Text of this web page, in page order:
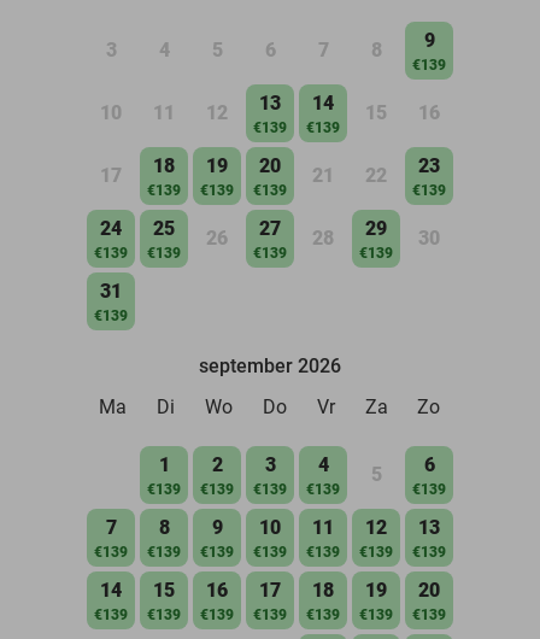
3 4 5 6 7 8 9
€139
10 11 12 13
€139
14
€139
15 16
17 18
€139
19
€139
20
€139
21 22 23
€139
24
€139
25
€139
26 27
€139
28 29
€139
30
31
€139
september 2026
Ma
Di Wo Do Vr Za Zo
1
€139
2
€139
3
€139
4
€139
5 6
€139
7
€139
8
€139
9
€139
10
€139
11
€139
12
€139
13
€139
14
€139
15
€139
16
€139
17
€139
18
€139
19
€139
20
€139